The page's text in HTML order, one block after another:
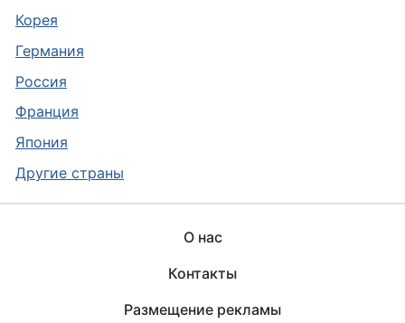
Корея
Германия
Россия
Франция
Япония
Другие страны
О нас
Контакты
Размещение рекламы